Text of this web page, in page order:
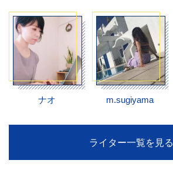
ナオ m.sugiyama
ライター一覧を見る